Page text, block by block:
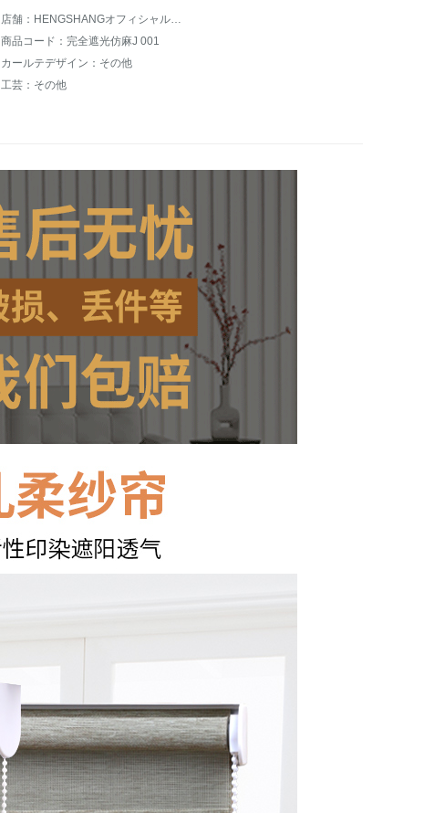
店舗：HENGSHANGオフィシャルフラッグショップ
商品コード：完全遮光仿麻J 001
カールテデザイン：その他
工芸：その他